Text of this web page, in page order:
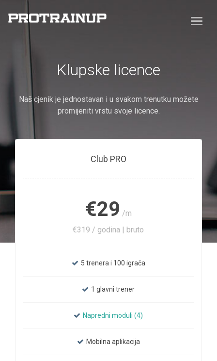
Klupske licence
Naš cjenik je jednostavan i u svakom trenutku možete
promijeniti vrstu svoje licence.
Club PRO
€29 /m
€319 / godina | bruto
5 trenera i 100 igrača
1 glavni trener
Napredni moduli (4)
Mobilna aplikacija